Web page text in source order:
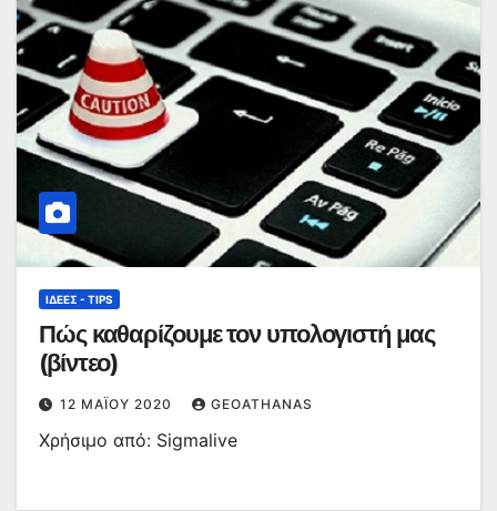
ΙΔΈΕΣ - TIPS
Πώς καθαρίζουμε τον υπολογιστή μας
(βίντεο)
12 ΜΑΪ́ΟΥ 2020 GEOATHANAS
Χρήσιμο από: Sigmalive